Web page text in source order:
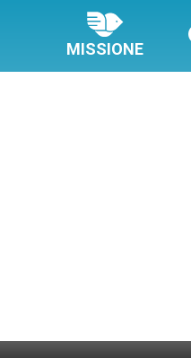
MISSIONE